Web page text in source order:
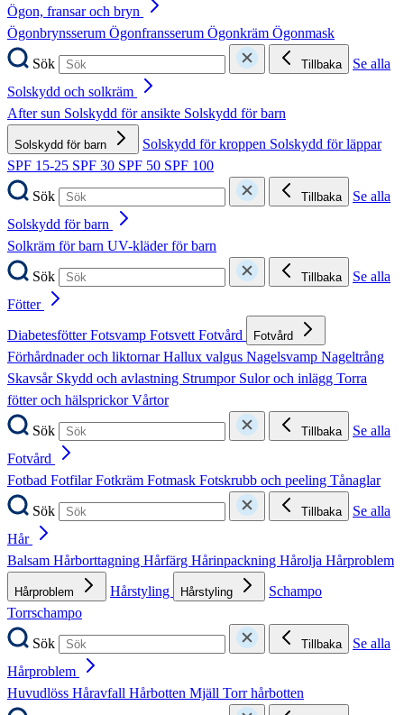
Ögon, fransar och bryn
Ögonbrynsserum Ögonfransserum Ögonkräm Ögonmask
Sök
Tillbaka
Se alla
Solskydd och solkräm
After sun Solskydd för ansikte Solskydd för barn
Solskydd för barn Solskydd för kroppen Solskydd för läppar
SPF 15-25 SPF 30 SPF 50 SPF 100
Sök
Tillbaka
Se alla
Solskydd för barn
Solkräm för barn UV-kläder för barn
Sök
Tillbaka
Se alla
Fötter
DiabetesfötterFotsvamp FotsvettFotvård Fotvård
Förhårdnader och liktornarHallux valgus Nagelsvamp Nageltrång
Skavsår Skydd och avlastning Strumpor Sulor och inlägg Torra
fötter och hälsprickorVårtor
Sök
Tillbaka
Se alla
Fotvård
Fotbad FotfilarFotkräm Fotmask Fotskrubb och peeling Tånaglar
Sök
Tillbaka
Se alla
Hår
Balsam Hårborttagning Hårfärg Hårinpackning Hårolja Hårproblem
Hårproblem Hårstyling Hårstyling
Schampo
Torrschampo
Sök
Tillbaka
Se alla
Hårproblem
Huvudlöss Håravfall Hårbotten Mjäll Torr hårbotten